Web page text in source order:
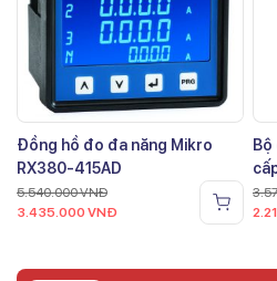
Đồng hồ đo đa năng Mikro
RX380-415AD
5.540.000VNĐ
3.435.000 VNĐ
Bộ